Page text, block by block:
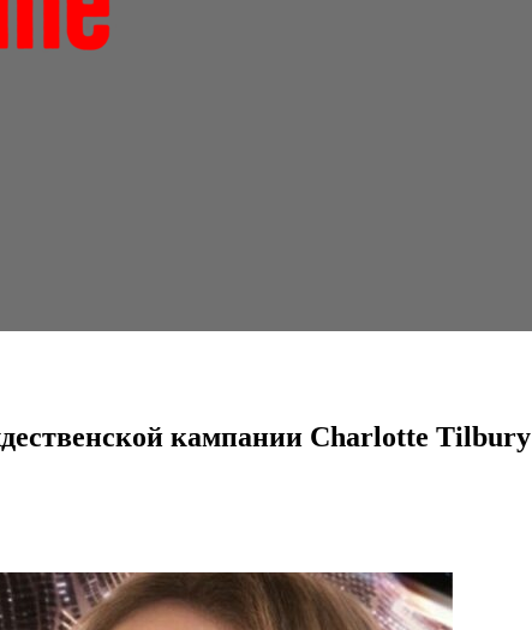
кампании Charlotte Tilbury